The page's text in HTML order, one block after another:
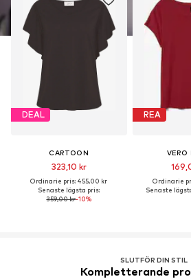
DEAL
CARTOON
323,10 kr
Ordinarie pris: 455,00 kr
Senaste lägsta pris:
359,00 kr-10%
REA
VERO
Ordinarie
Senaste
SLUTFÖR DIN STIL
Kompletterande